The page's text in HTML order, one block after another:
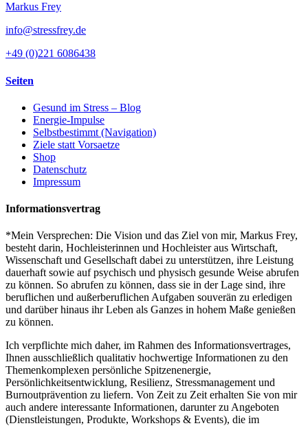
Markus Frey
info@stressfrey.de
+49 (0)221 6086438
Seiten
Gesund im Stress – Blog
Energie-Impulse
Selbstbestimmt (Navigation)
Ziele statt Vorsaetze
Shop
Datenschutz
Impressum
Informationsvertrag
*Mein Versprechen: Die Vision und das Ziel von mir, Markus Frey,
besteht darin, Hochleisterinnen und Hochleister aus Wirtschaft,
Wissenschaft und Gesellschaft dabei zu unterstützen, ihre Leistung
dauerhaft sowie auf psychisch und physisch gesunde Weise abrufen
zu können. So abrufen zu können, dass sie in der Lage sind, ihre
beruflichen und außerberuflichen Aufgaben souverän zu erledigen
und darüber hinaus ihr Leben als Ganzes in hohem Maße genießen
zu können.
Ich verpflichte mich daher, im Rahmen des Informationsvertrages,
Ihnen ausschließlich qualitativ hochwertige Informationen zu den
Themenkomplexen persönliche Spitzenenergie,
Persönlichkeitsentwicklung, Resilienz, Stressmanagement und
Burnoutprävention zu liefern. Von Zeit zu Zeit erhalten Sie von mir
auch andere interessante Informationen, darunter zu Angeboten
(Dienstleistungen, Produkte, Workshops & Events), die im